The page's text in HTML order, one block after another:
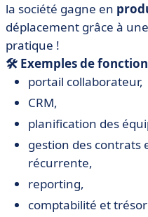
la société gagne en
déplacement grâce à une
pratique !
🛠️ Exemples de
portail collaborateur,
CRM,
planification des
gestion des contrats
récurrente,
reporting,
comptabilité et